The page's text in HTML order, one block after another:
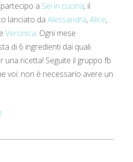
a Sei in cucina, il
lanciato da Alessandra,Alice,
e Veronica. Ogni mese
di 6 ingredienti dai quali
una ricetta! Seguite il gruppo fb
voi: non è necessario avere un